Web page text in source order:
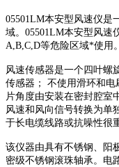
05501LM本安型风速仪是
域。05501LM本安型风速
A,B,C,D等危险区域*使用。
风速传感器是一个四叶螺
传感器； 不使用滑环和
片角度由安装在密封腔室
风速和风向信号转换为单
于长电缆线路或抗噪性很
该仪器由具有不锈钢、阳
密级不锈钢滚珠轴承。电